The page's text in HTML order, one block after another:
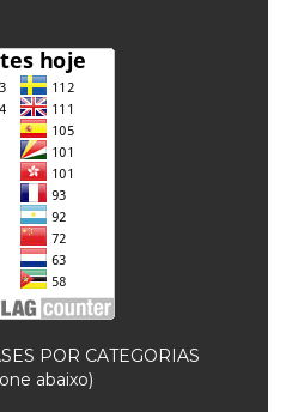
POR CATEGORIAS
abaixo)